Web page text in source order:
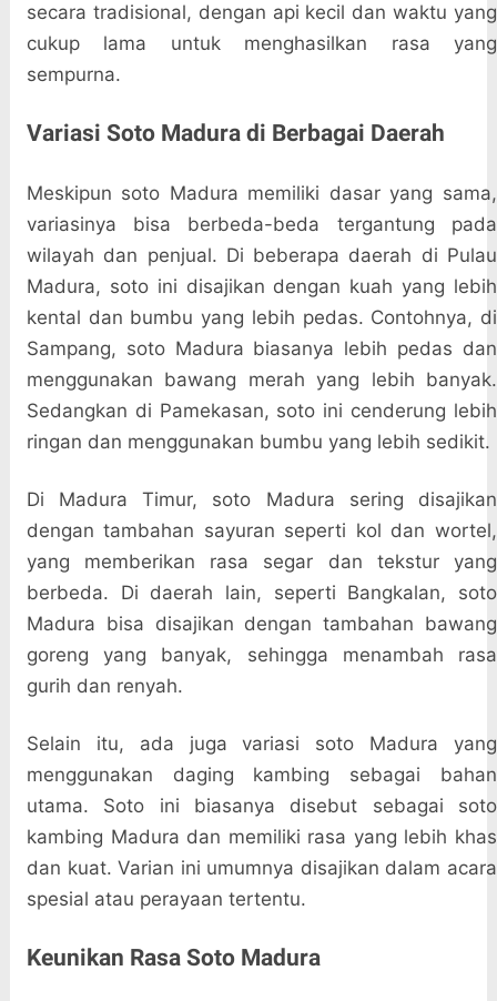
secara tradisional, dengan api kecil dan waktu yang
cukup lama untuk menghasilkan rasa yang
sempurna.
Variasi Soto Madura di Berbagai Daerah
Meskipun soto Madura memiliki dasar yang sama,
variasinya bisa berbeda-beda tergantung pada
wilayah dan penjual. Di beberapa daerah di Pulau
Madura, soto ini disajikan dengan kuah yang lebih
kental dan bumbu yang lebih pedas. Contohnya, di
Sampang, soto Madura biasanya lebih pedas dan
menggunakan bawang merah yang lebih banyak.
Sedangkan di Pamekasan, soto ini cenderung lebih
ringan dan menggunakan bumbu yang lebih sedikit.
Di Madura Timur, soto Madura sering disajikan
dengan tambahan sayuran seperti kol dan wortel,
yang memberikan rasa segar dan tekstur yang
berbeda. Di daerah lain, seperti Bangkalan, soto
Madura bisa disajikan dengan tambahan bawang
goreng yang banyak, sehingga menambah rasa
gurih dan renyah.
Selain itu, ada juga variasi soto Madura yang
menggunakan daging kambing sebagai bahan
utama. Soto ini biasanya disebut sebagai soto
kambing Madura dan memiliki rasa yang lebih khas
dan kuat. Varian ini umumnya disajikan dalam acara
spesial atau perayaan tertentu.
Keunikan Rasa Soto Madura